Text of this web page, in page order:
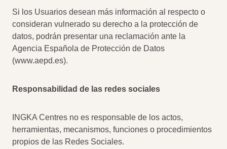
Si los Usuarios desean más información al respecto o
consideran vulnerado su derecho a la protección de
datos, podrán presentar una reclamación ante la
Agencia Española de Protección de Datos
(www.aepd.es).
Responsabilidad de las redes sociales
INGKA Centres no es responsable de los actos,
herramientas, mecanismos, funciones o procedimientos
propios de las Redes Sociales.